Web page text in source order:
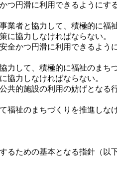
円滑に利用できるようにす
者と協力して、積極的に福
協力しなければならない。
かつ円滑に利用できるよう
して、積極的に福祉のまち
力しなければならない。
的施設の利用の妨げとなる
祉のまちづくりを推進し
ための基本となる指針（以